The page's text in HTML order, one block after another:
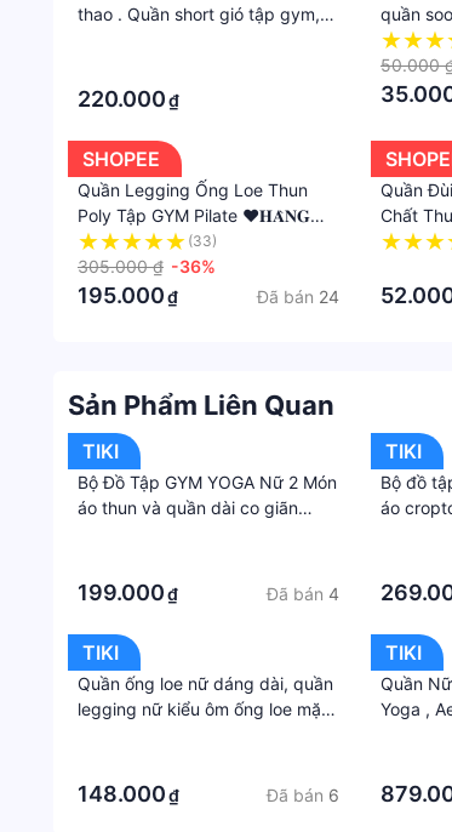
thao . Quần short gió tập gym,
220.000₫
quần
màu
50.000
SHOPEE
Quần Legging Ống Loe Thun
Poly Tập GYM Pilate ❤️𝐇𝐀̀𝐍𝐆
𝐗𝐈̣𝐍❤️ Lulu Co Giãn Gen Bụng
Nâng Mông Thể Thao Nữ
𝐆𝐘𝐌𝐒𝐓𝐎𝐑𝐄 920
(33)
305.000 ₫ -36%
195.000₫ Đã bán 24
Quần
Chất
Thể
Sản Phẩm Liên Quan
TIKI
Bộ Đồ Tập GYM YOGA Nữ 2 Món
áo thun và quần dài co giãn
199.000₫ Đã bán 4
TIKI
Bộ đồ
áo
TIKI
Quần ống loe nữ dáng dài, quần
legging nữ kiểu ôm ống loe mặc
148.000₫ Đã bán 6
TIKI
Quần
Yoga ,